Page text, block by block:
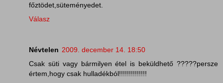
főztödet,süteményedet.
Válasz
Névtelen 2009. december 14. 18:50
Csak süti vagy bármilyen étel is beküldhető ?????persze
értem,hogy csak hulladékból!!!!!!!!!!!!!!